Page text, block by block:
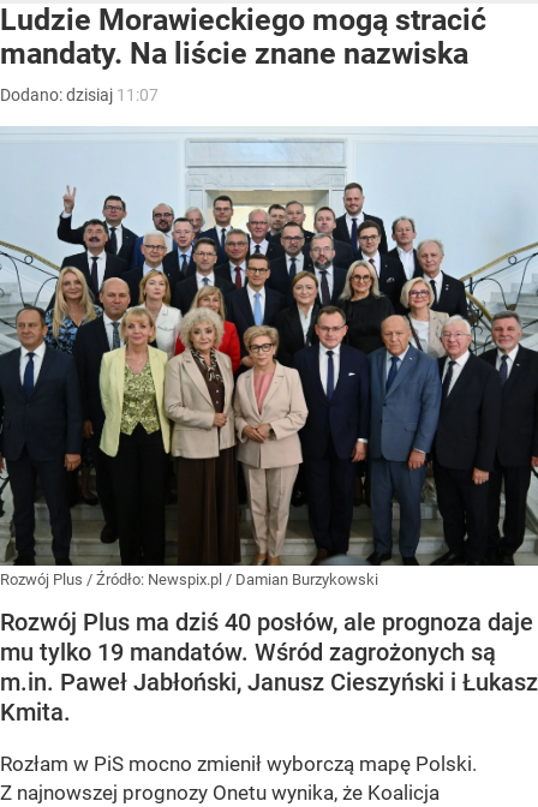
Ludzie Morawieckiego mogą stracić
mandaty. Na liście znane nazwiska
Dodano:dzisiaj 11:07
Rozwój Plus / Źródło: Newspix.pl / Damian Burzykowski
Rozwój Plus ma dziś 40 posłów, ale prognoza daje
mu tylko 19 mandatów. Wśród zagrożonych są
m.in. Paweł Jabłoński, Janusz Cieszyński i Łukasz
Kmita.
Rozłam w PiS mocno zmienił wyborczą mapę Polski.
Z najnowszej prognozy Onetu wynika, że Koalicja